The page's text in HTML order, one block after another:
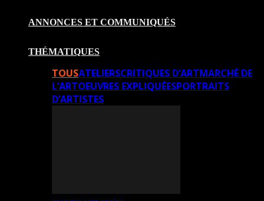
ANNONCES ET COMMUNIQUÉS
THÉMATIQUES
TOUSATELIERSCRITIQUES D’ARTMARCHÉ DE
L’ARTOEUVRES EXPLIQUÉESPORTRAITS
D’ARTISTES